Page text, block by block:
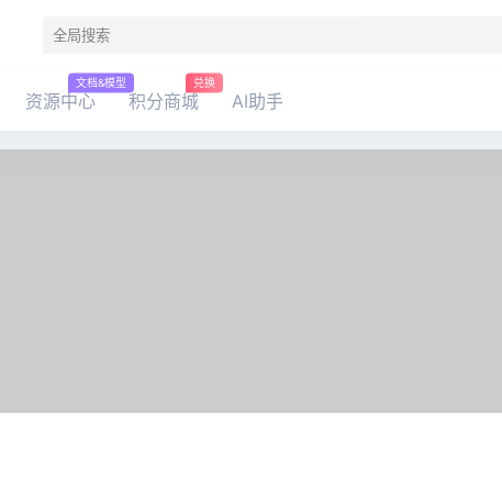
资源中心
文档&模型
积分商城
兑换
AI助手